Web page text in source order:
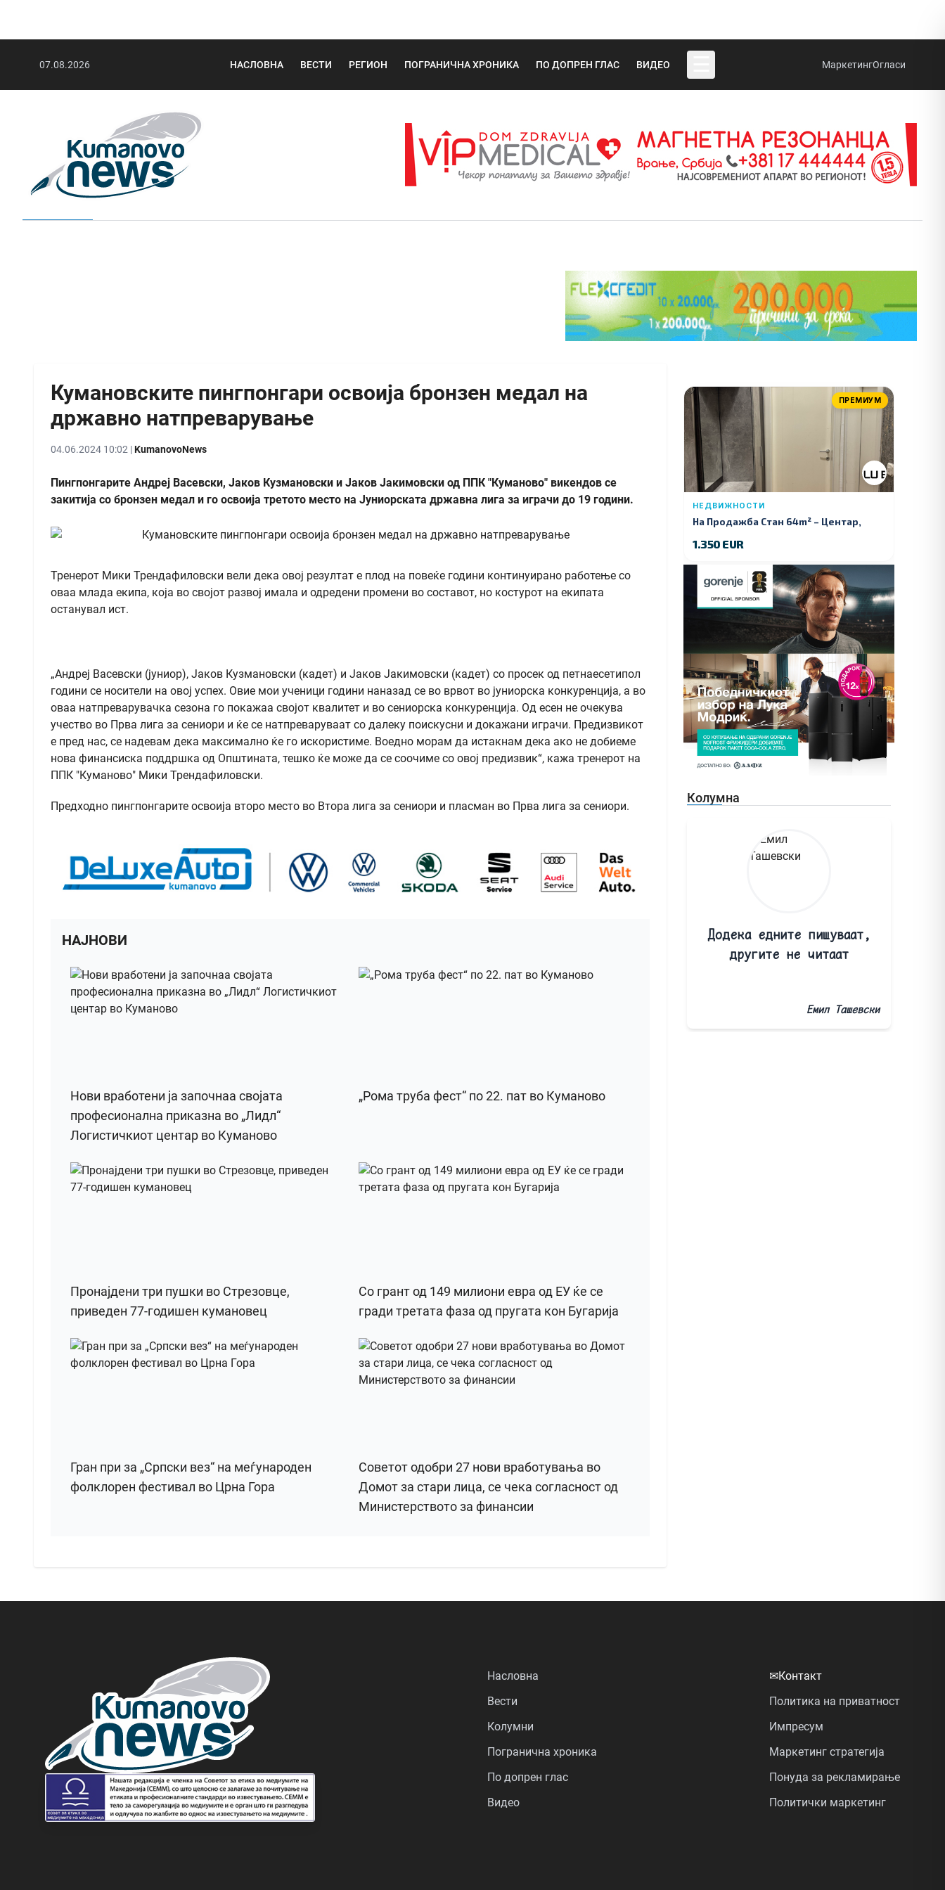
07.08.2026 НАСЛОВНА ВЕСТИ РЕГИОН ПОГРАНИЧНА ХРОНИКА ПО ДОПРЕН ГЛАС ВИДЕО МаркетингОгласи
Кумановските пингпонгари освоија бронзен медал на
државно натпреварување
04.06.2024 10:02 |KumanovoNews
Пингпонгарите Андреј Васевски, Јаков Кузмановски и Јаков Јакимовски од ППК "Куманово" викендов се
закитија со бронзен медал и го освоија третото место на Јуниорската државна лига за играчи до 19 години.
Тренерот Мики Трендафиловски вели дека овој резултат е плод на повеќе години континуирано работење со
оваа млада екипа, која во својот развој имала и одредени промени во составот, но костурот на екипата
останувал ист.
„Андреј Васевски (јуниор), Јаков Кузмановски (кадет) и Јаков Јакимовски (кадет) со просек од петнаесетипол
години се носители на овој успех. Овие мои ученици години наназад се во врвот во јуниорска конкуренција, а во
оваа натпреварувачка сезона го покажаа својот квалитет и во сениорска конкуренција. Од есен не очекува
учество во Прва лига за сениори и ќе се натпреваруваат со далеку поискусни и докажани играчи. Предизвикот
е пред нас, се надевам дека максимално ќе го искористиме. Воедно морам да истакнам дека ако не добиеме
нова финансиска поддршка од Општината, тешко ќе може да се соочиме со овој предизвик“, кажа тренерот на
ППК "Куманово" Мики Трендафиловски.
Предходно пингпонгарите освоија второ место во Втора лига за сениори и пласман во Прва лига за сениори.
НАЈНОВИ
Нови вработени ја започнаа својата
професионална приказна во „Лидл“
Логистичкиот центар во Куманово
„Рома труба фест“ по 22. пат во Куманово
Пронајдени три пушки во Стрезовце,
приведен 77-годишен кумановец
Со грант од 149 милиони евра од ЕУ ќе се
гради третата фаза од пругата кон Бугарија
Гран при за „Српски вез“ на меѓународен
фолклорен фестивал во Црна Гора
Советот одобри 27 нови вработувања во
Домот за стари лица, се чека согласност од
Министерството за финансии
ПРЕМИУМ
НЕДВИЖНОСТИ
На Продажба Стан 64m² – Центар,
1.350 EUR
Колумна
Додека едните пишуваат,
другите не читаат
Емил Ташевски
Насловна
Вести
Колумни
Погранична хроника
По допрен глас
Видео
✉Контакт
Политика на приватност
Импресум
Маркетинг стратегија
Понуда за рекламирање
Политички маркетинг